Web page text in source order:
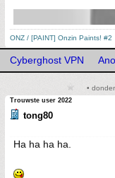
ONZ / [PAINT] Onzin Paints! #2
Cyberghost VPN
•
Trouwste user 2022
tong80
Ha ha ha ha.